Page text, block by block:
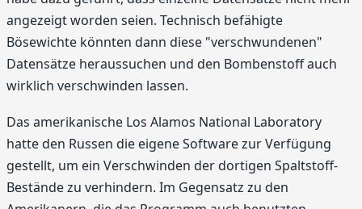
angezeigt worden seien. Technisch befähigte
Bösewichte könnten dann diese "verschwundenen"
Datensätze heraussuchen und den Bombenstoff auch
wirklich verschwinden lassen.
Das amerikanische Los Alamos National Laboratory
hatte den Russen die eigene Software zur Verfügung
gestellt, um ein Verschwinden der dortigen Spaltstoff-
Bestände zu verhindern. Im Gegensatz zu den